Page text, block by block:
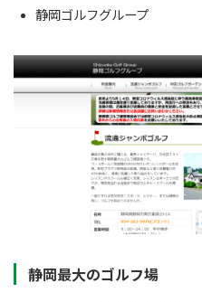
静岡ゴルフグループ
静岡最大のゴルフ場